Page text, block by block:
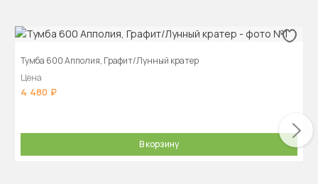
Тумба 600 Апполия, Графит/Лунный кратер
Цена
4 480
В корзину